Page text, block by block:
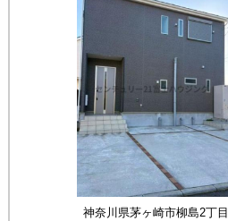
神奈川県茅ヶ崎市柳島2丁目